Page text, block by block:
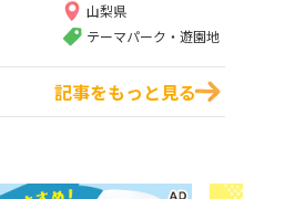
山梨県
テーマパーク・遊園地
記事をもっと見る